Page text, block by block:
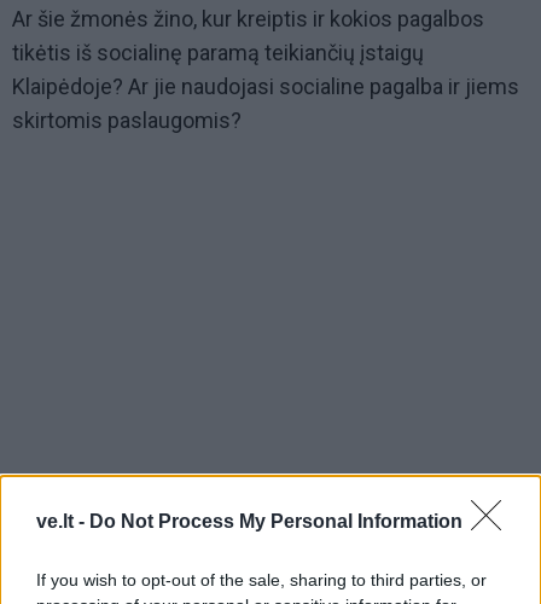
ve.lt - Do Not Process My Personal Information
If you wish to opt-out of the sale, sharing to third parties, or
Ar šie žmonės žino, kur kreiptis ir kokios pagalbos
tikėtis iš socialinę paramą teikiančių įstaigų
Klaipėdoje? Ar jie naudojasi socialine pagalba ir jiems
skirtomis paslaugomis?
Ar iš viso yra sukurtos durys, per kurias žingsnis po
yra norinčiųjų tas duris praverti? Galbūt toks gyvenimo